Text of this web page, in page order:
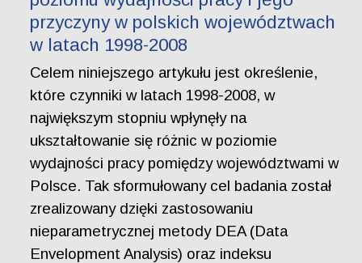
przyczyny w polskich województwach
w latach 1998-2008
Celem niniejszego artykułu jest określenie,
które czynniki w latach 1998-2008, w
największym stopniu wpłynęły na
ukształtowanie się różnic w poziomie
wydajności pracy pomiędzy województwami w
Polsce. Tak sformułowany cel badania został
zrealizowany dzięki zastosowaniu
nieparametrycznej metody DEA (Data
Envelopment Analysis) oraz indeksu